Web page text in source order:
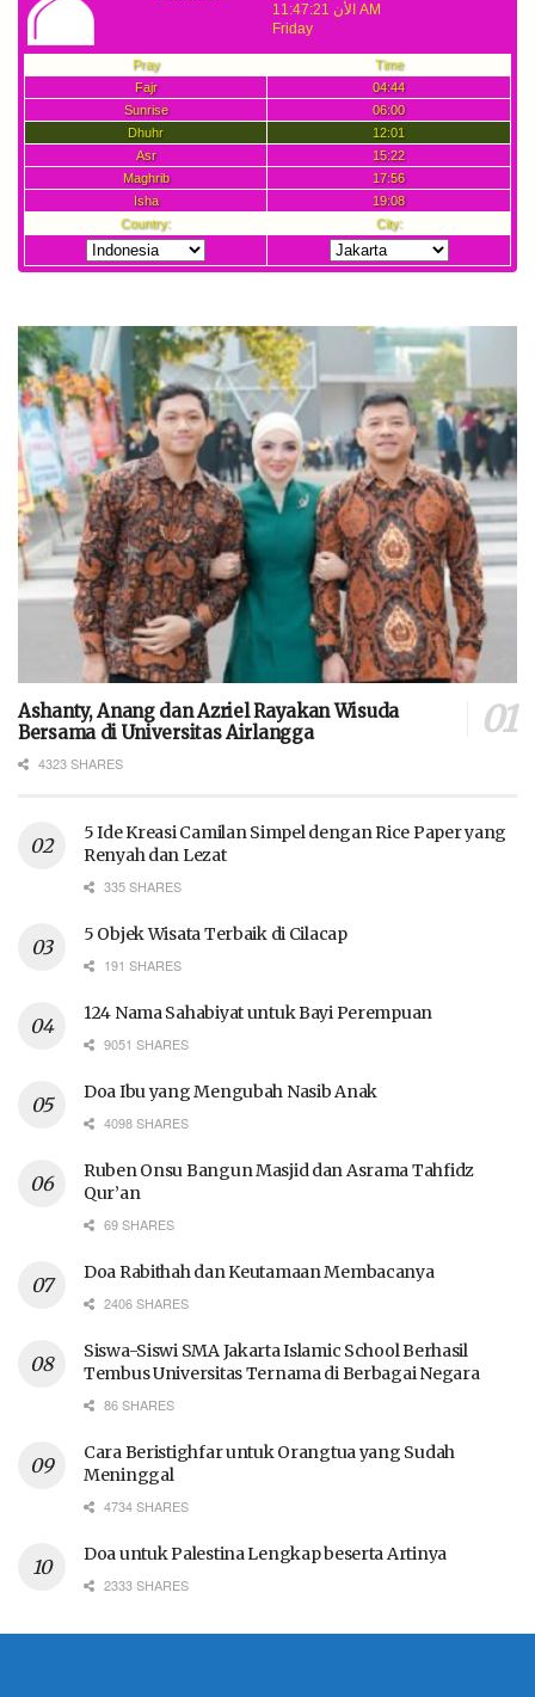
Ashanty, Anang dan Azriel Rayakan Wisuda
Bersama di Universitas Airlangga
4323 SHARES
5 Ide Kreasi Camilan Simpel dengan Rice Paper yang
Renyah dan Lezat
335 SHARES
5 Objek Wisata Terbaik di Cilacap
191 SHARES
124 Nama Sahabiyat untuk Bayi Perempuan
9051 SHARES
Doa Ibu yang Mengubah Nasib Anak
4098 SHARES
Ruben Onsu Bangun Masjid dan Asrama Tahfidz
Qur’an
69 SHARES
Doa Rabithah dan Keutamaan Membacanya
2406 SHARES
Siswa-Siswi SMA Jakarta Islamic School Berhasil
Tembus Universitas Ternama di Berbagai Negara
86 SHARES
Cara Beristighfar untuk Orangtua yang Sudah
Meninggal
4734 SHARES
Doa untuk Palestina Lengkap beserta Artinya
2333 SHARES